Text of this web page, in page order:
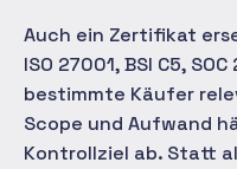
Auch ein Zertifikat
ISO 27001, BSI C5,
bestimmte Käufer
Scope und Aufwand
Kontrollziel ab. Statt